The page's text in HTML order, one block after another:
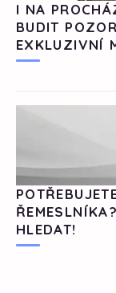
I NA
BUDIT
EXKLUZIVNÍ
HLEDAT!